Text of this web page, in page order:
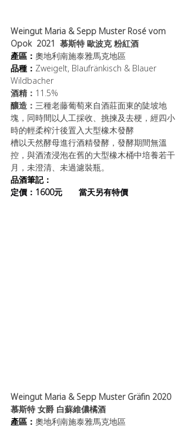
Weingut Maria & Sepp Muster Rosé vom
Opok  2021  慕斯特 歐波克 粉紅酒
產區： 奧地利南施泰雅馬克地區
品種： Zweigelt, Blaufränkisch & Blauer
Wildbacher
酒精： 11.5%
釀造： 三種老藤葡萄來自酒莊面東的陡坡地
塊，同時間以人工採收、挑揀及去梗，經四小
時的輕柔榨汁後置入大型橡木發酵
槽以天然酵母進行酒精發酵，發酵期間無溫
控，與酒渣浸泡在舊的大型橡木桶中培養若干
月，未澄清、未過濾裝瓶。
品酒筆記：
定價：1600元       當天另有特價
Weingut Maria & Sepp Muster Gräfin 2020
慕斯特 女爵 白蘇維儂橘酒
產區： 奧地利南施泰雅馬克地區